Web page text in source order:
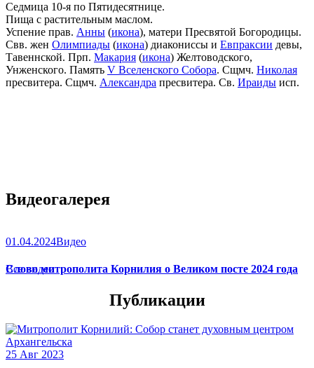
Седмица 10-я по Пятидесятнице.
Пища с растительным маслом.
Успение прав. Анны (икона), матери Пресвятой Богородицы.
Свв. жен Олимпиады (икона) диакониссы и Евпраксии девы,
Тавеннской. Прп. Макария (икона) Желтоводского,
Унженского. Память V Вселенского Собора. Сщмч. Николая
пресвитера. Сщмч. Александра пресвитера. Св. Ираиды исп.
Видеогалерея
01.04.2024Видео
Слово митрополита Корнилия о Великом посте 2024 года
Все видео
Публикации
25 Авг 2023